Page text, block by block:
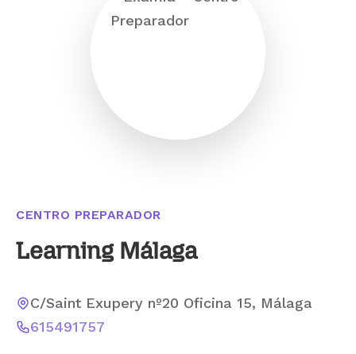
CENTRO PREPARADOR
Learning Málaga
C/Saint Exupery nº20 Oficina 15, Málaga
615491757